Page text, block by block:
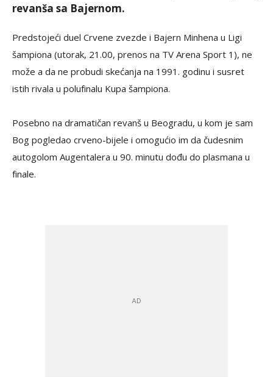
revanša sa Bajernom.
Predstojeći duel Crvene zvezde i Bajern Minhena u Ligi
šampiona (utorak, 21.00, prenos na TV Arena Sport 1), ne
može a da ne probudi skećanja na 1991. godinu i susret
istih rivala u polufinalu Kupa šampiona.
Posebno na dramatičan revanš u Beogradu, u kom je sam
Bog pogledao crveno-bijele i omogućio im da čudesnim
autogolom Augentalera u 90. minutu dođu do plasmana u
finale.